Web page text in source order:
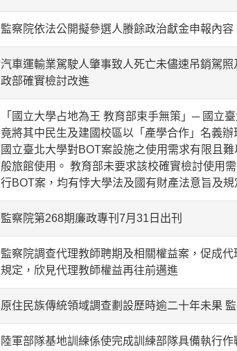
監察院依法公開擬參選人賸餘政治獻金申報內容
汽車運輸業駕駛人肇事致人死亡未儘速吊銷駕
政部確實檢討改進
「國立大學占地為王 教育部束手無策」─ 國立
竟將其中民生及建國校區以「產學合作」名義
國立臺北大學對BOT案設施之使用需求有限且
般旅館使用。 教育部未要求該校確實檢討使用
行BOT案，均有悖大學法及國有財產法意旨及
監察院第268期廉政專刊7月31日出刊
監察院調查代理教師聘期及相關權益案，促成
規定，欣見代理教師權益再往前邁進
原住民族傳統領域調查劃設歷時逾二十年未果
陸軍部隊基地訓練係使完成訓練部隊具備執行